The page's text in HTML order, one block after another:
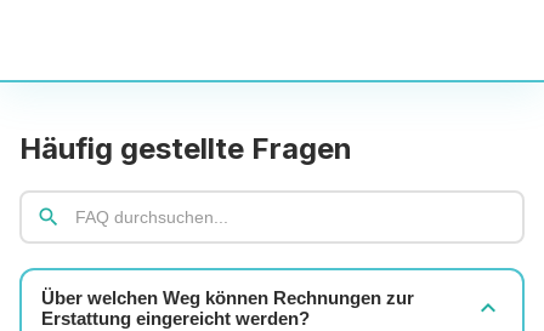
Häufig gestellte Fragen
search
Über welchen Weg können Rechnungen zur
Erstattung eingereicht werden?
expand_more